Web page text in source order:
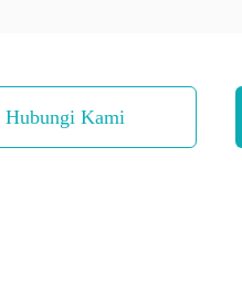
Hubungi Kami